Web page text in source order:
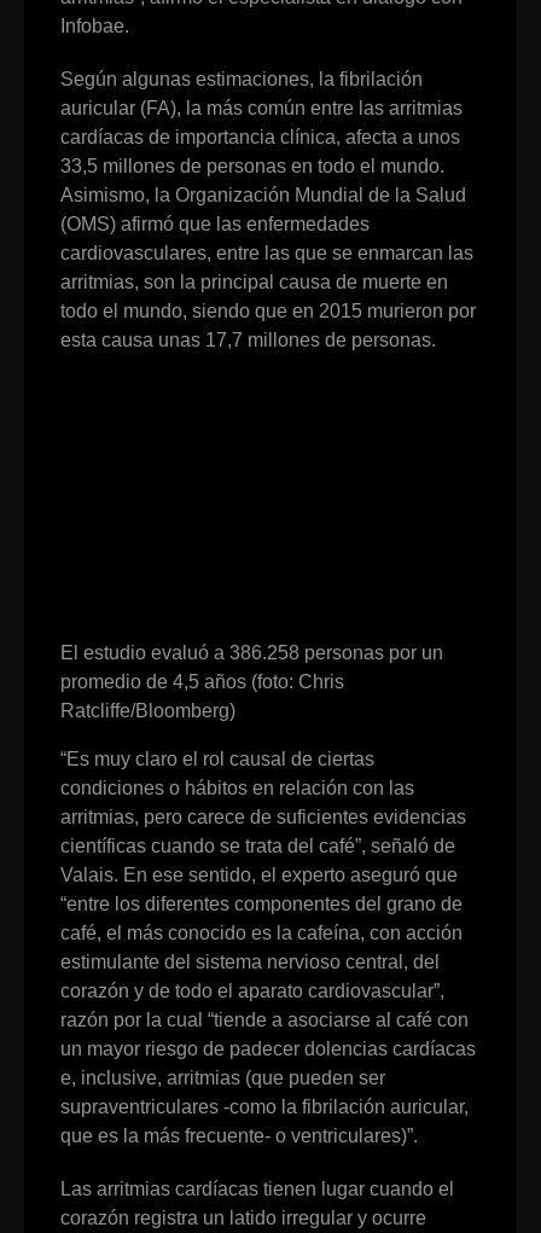
Infobae.
Según algunas estimaciones, la fibrilación
auricular (FA), la más común entre las arritmias
cardíacas de importancia clínica, afecta a unos
33,5 millones de personas en todo el mundo.
Asimismo, la Organización Mundial de la Salud
(OMS) afirmó que las enfermedades
cardiovasculares, entre las que se enmarcan las
arritmias, son la principal causa de muerte en
todo el mundo, siendo que en 2015 murieron por
esta causa unas 17,7 millones de personas.
El estudio evaluó a 386.258 personas por un
promedio de 4,5 años (foto: Chris
Ratcliffe/Bloomberg)
“Es muy claro el rol causal de ciertas
condiciones o hábitos en relación con las
arritmias, pero carece de suficientes evidencias
científicas cuando se trata del café”, señaló de
Valais. En ese sentido, el experto aseguró que
“entre los diferentes componentes del grano de
café, el más conocido es la cafeína, con acción
estimulante del sistema nervioso central, del
corazón y de todo el aparato cardiovascular”,
razón por la cual “tiende a asociarse al café con
un mayor riesgo de padecer dolencias cardíacas
e, inclusive, arritmias (que pueden ser
supraventriculares -como la fibrilación auricular,
que es la más frecuente- o ventriculares)”.
Las arritmias cardíacas tienen lugar cuando el
corazón registra un latido irregular y ocurre